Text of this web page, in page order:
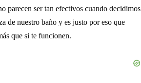
parecen ser tan efectivos cuando decidimos
de nuestro baño y es justo por eso que
que si te funcionen.